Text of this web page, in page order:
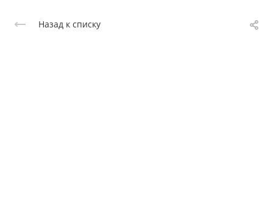
Назад к списку